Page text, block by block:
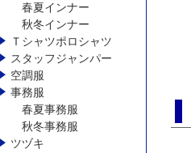
春夏インナー
秋冬インナー
Ｔシャツポロシャツ
スタッフジャンパー
空調服
事務服
春夏事務服
秋冬事務服
ツヅキ